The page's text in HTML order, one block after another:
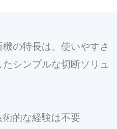
の特長は、使いやすさ
シンプルな切断ソリュ
的な経験は不要